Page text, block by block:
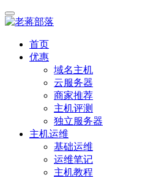
首页
优惠
域名主机
云服务器
商家推荐
主机评测
独立服务器
主机运维
基础运维
运维笔记
主机教程